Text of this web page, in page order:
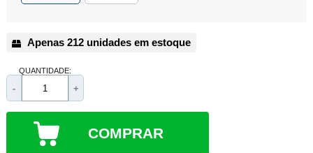
Apenas 212 unidades em estoque
QUANTIDADE:
- +
COMPRAR